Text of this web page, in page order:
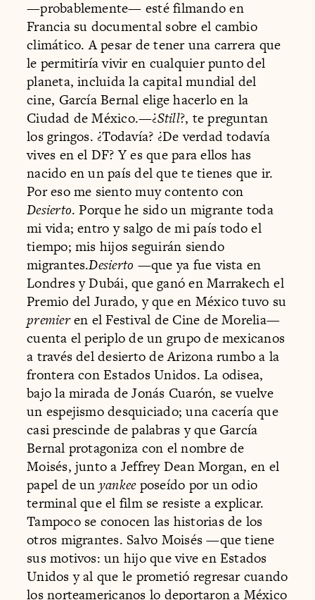
—probablemente— esté filmando en
Francia su documental sobre el cambio
climático. A pesar de tener una carrera que
le permitiría vivir en cualquier punto del
planeta, incluida la capital mundial del
cine, García Bernal elige hacerlo en la
Ciudad de México.—¿Still?, te preguntan
los gringos. ¿Todavía? ¿De verdad todavía
vives en el DF? Y es que para ellos has
nacido en un país del que te tienes que ir.
Por eso me siento muy contento con
Desierto. Porque he sido un migrante toda
mi vida; entro y salgo de mi país todo el
tiempo; mis hijos seguirán siendo
migrantes.Desierto —que ya fue vista en
Londres y Dubái, que ganó en Marrakech el
Premio del Jurado, y que en México tuvo su
premieren el Festival de Cine de Morelia—
cuenta el periplo de un grupo de mexicanos
a través del desierto de Arizona rumbo a la
frontera con Estados Unidos. La odisea,
bajo la mirada de Jonás Cuarón, se vuelve
un espejismo desquiciado; una cacería que
casi prescinde de palabras y que García
Bernal protagoniza con el nombre de
Moisés, junto a Jeffrey Dean Morgan, en el
papel de un yankeeposeído por un odio
terminal que el film se resiste a explicar.
Tampoco se conocen las historias de los
otros migrantes. Salvo Moisés —que tiene
sus motivos: un hijo que vive en Estados
Unidos y al que le prometió regresar cuando
los norteamericanos lo deportaron a México